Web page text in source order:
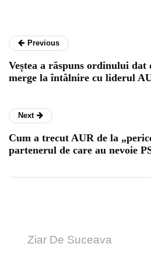
Previous
Veștea a răspuns ordinului dat
merge la întâlnire cu liderul
Next
Cum a trecut AUR de la
partenerul de care au nevoie
Ziar De Suceava